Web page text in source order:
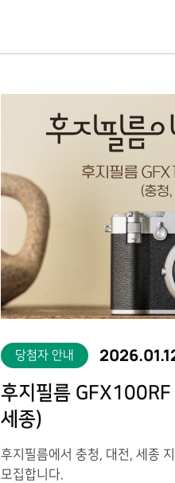
당첨자 안내
후지필름 GFX100RF
세종)
후지필름에서 충청, 대전, 세종
모집합니다.